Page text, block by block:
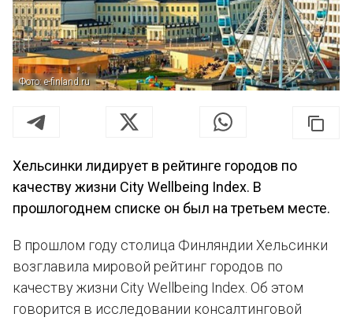
Фото: e-finland.ru
Хельсинки лидирует в рейтинге городов по
качеству жизни City Wellbeing Index. В
прошлогоднем списке он был на третьем месте.
В прошлом году столица Финляндии Хельсинки
возглавила мировой рейтинг городов по
качеству жизни City Wellbeing Index. Об этом
говорится в исследовании консалтинговой